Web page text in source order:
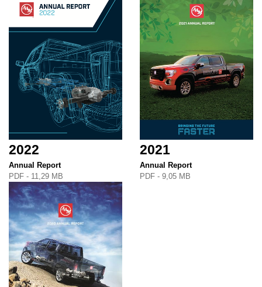
2022
Annual Report
PDF - 11,29 MB
2021
Annual Report
PDF - 9,05 MB